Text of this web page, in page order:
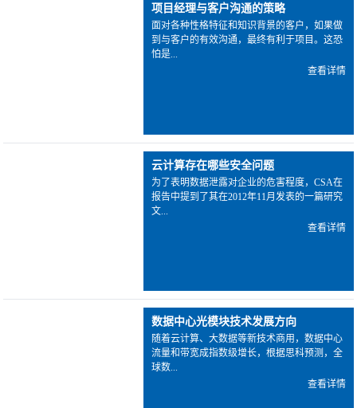
项目经理与客户沟通的策略
面对各种性格特征和知识背景的客户，如果做
到与客户的有效沟通，最终有利于项目。这恐
怕是...
查看详情
云计算存在哪些安全问题
为了表明数据泄露对企业的危害程度，CSA在
报告中提到了其在2012年11月发表的一篇研究
文...
查看详情
数据中心光模块技术发展方向
随着云计算、大数据等新技术商用，数据中心
流量和带宽成指数级增长，根据思科预测，全
球数...
查看详情